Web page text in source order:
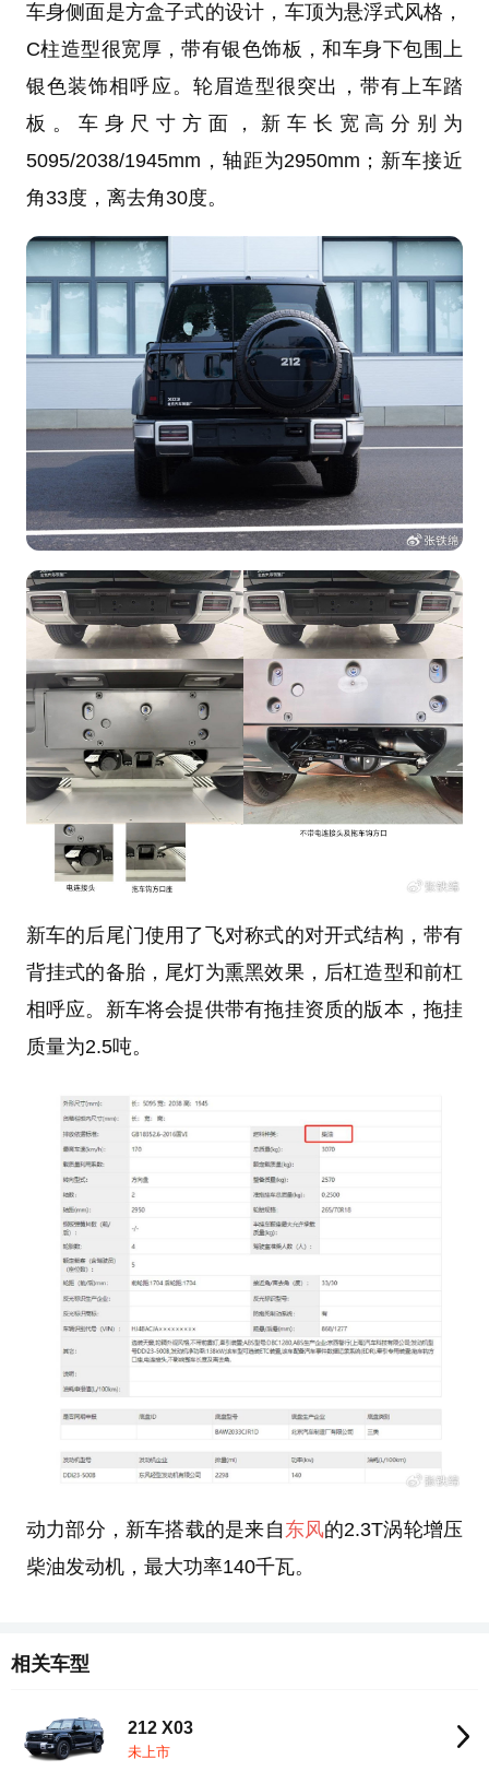
车身侧面是方盒子式的设计，车顶为悬浮式风格，
C柱造型很宽厚，带有银色饰板，和车身下包围上
银色装饰相呼应。轮眉造型很突出，带有上车踏
板。车身尺寸方面，新车长宽高分别为
5095/2038/1945mm，轴距为2950mm；新车接近
角33度，离去角30度。
新车的后尾门使用了飞对称式的对开式结构，带有
背挂式的备胎，尾灯为熏黑效果，后杠造型和前杠
相呼应。新车将会提供带有拖挂资质的版本，拖挂
质量为2.5吨。
动力部分，新车搭载的是来自 东风的2.3T涡轮增压
柴油发动机，最大功率140千瓦。
相关车型
212 X03
未上市